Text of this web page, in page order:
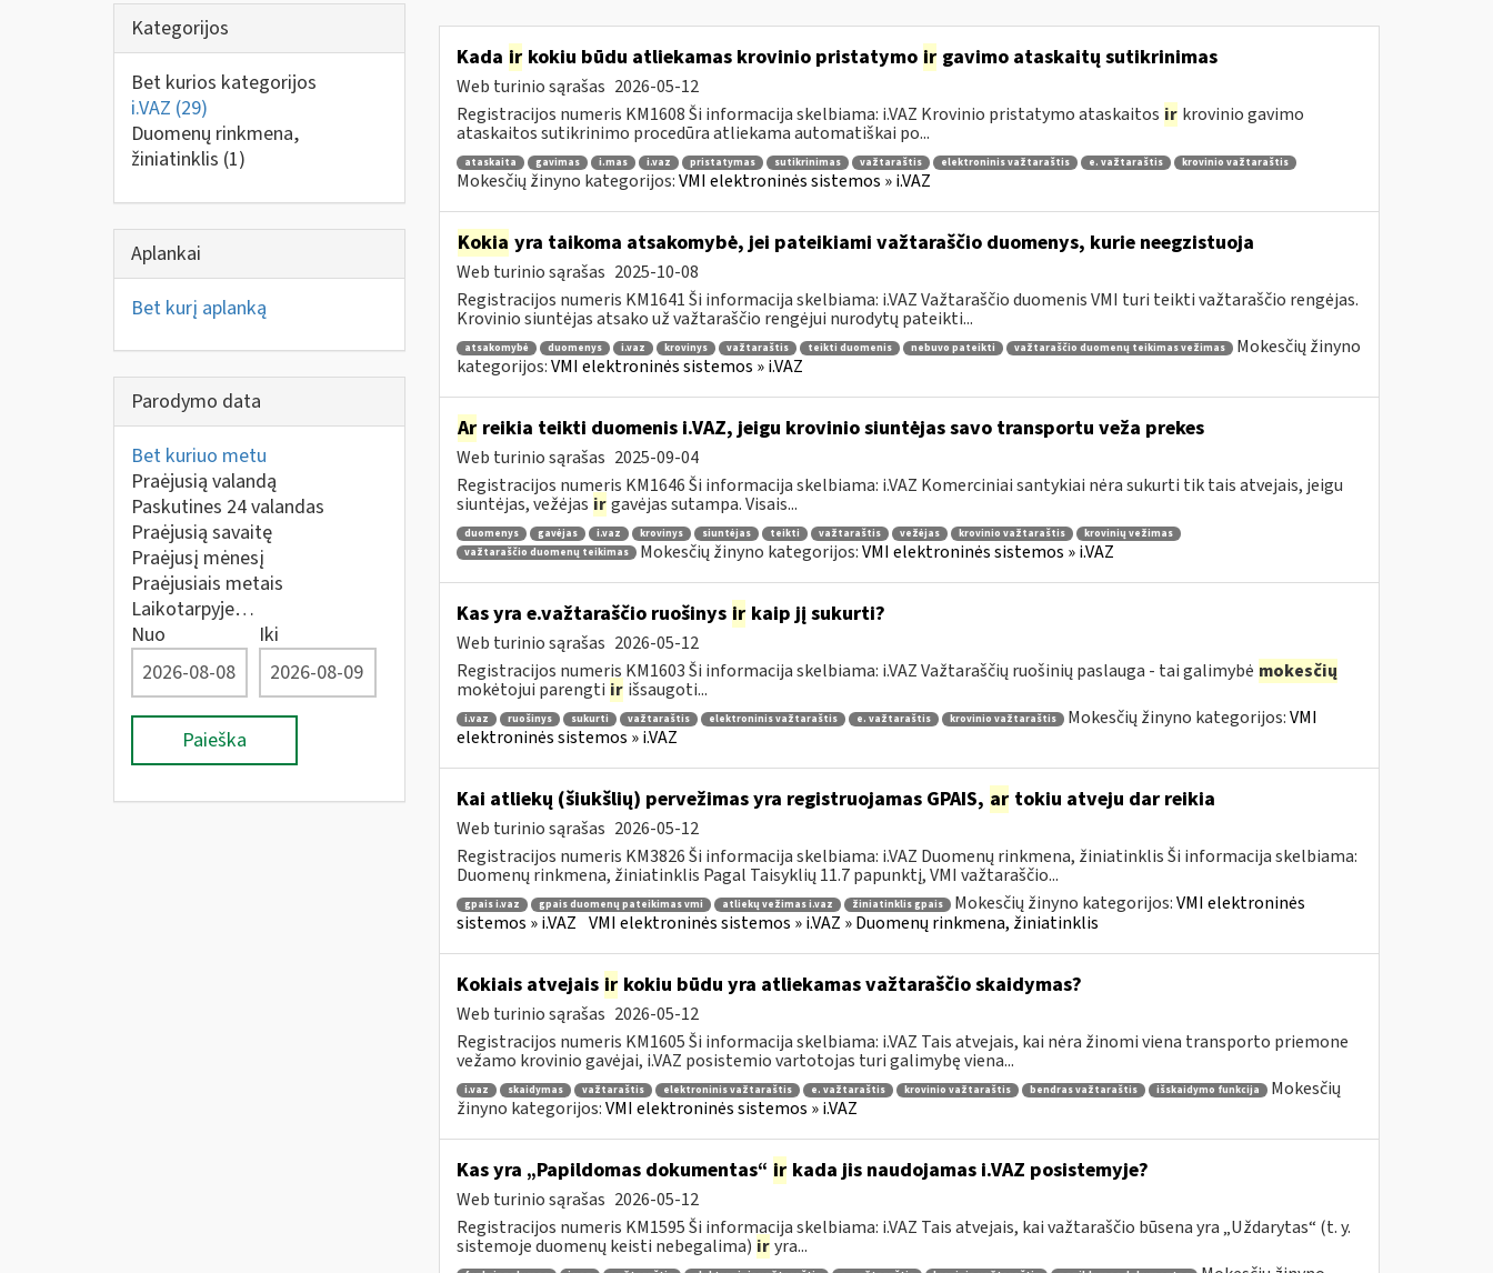
Kategorijos
Bet kurios kategorijos
i.VAZ (29)
Duomenų rinkmena,
žiniatinklis (1)
Aplankai
Bet kurį aplanką
Parodymo data
Bet kuriuo metu
Praėjusią valandą
Paskutines 24 valandas
Praėjusią savaitę
Praėjusį mėnesį
Praėjusiais metais
Laikotarpyje…
Nuo
Iki
Paieška
Kada irkokiu būdu atliekamas krovinio pristatymo irgavimo ataskaitų sutikrinimas
Web turinio sąrašas 2026-05-12
Registracijos numeris KM1608 Ši informacija skelbiama: i.VAZ Krovinio pristatymo ataskaitos ir krovinio gavimo
ataskaitos sutikrinimo procedūra atliekama automatiškai po...
ataskaita gavimas i.mas i.vaz pristatymas sutikrinimas važtaraštis elektroninis važtaraštis e. važtaraštis krovinio važtaraštis
Mokesčių žinyno kategorijos:VMI elektroninės sistemos » i.VAZ
Kokia yra taikoma atsakomybė, jei pateikiami važtaraščio duomenys, kurie neegzistuoja
Web turinio sąrašas 2025-10-08
Registracijos numeris KM1641 Ši informacija skelbiama: i.VAZ Važtaraščio duomenis VMI turi teikti važtaraščio rengėjas.
Krovinio siuntėjas atsako už važtaraščio rengėjui nurodytų pateikti...
atsakomybė duomenys i.vaz krovinys važtaraštis teikti duomenis nebuvo pateikti važtaraščio duomenų teikimas vežimas
Mokesčių žinyno
kategorijos:VMI elektroninės sistemos » i.VAZ
Arreikia teikti duomenis i.VAZ, jeigu krovinio siuntėjas savo transportu veža prekes
Web turinio sąrašas 2025-09-04
Registracijos numeris KM1646 Ši informacija skelbiama: i.VAZ Komerciniai santykiai nėra sukurti tik tais atvejais, jeigu
siuntėjas, vežėjas ir gavėjas sutampa. Visais...
duomenys gavėjas i.vaz krovinys siuntėjas teikti važtaraštis vežėjas krovinio važtaraštis
krovinių vežimas
važtaraščio duomenų teikimas
Mokesčių žinyno kategorijos:VMI elektroninės sistemos » i.VAZ
Kas yra e.važtaraščio ruošinys irkaip jį sukurti?
Web turinio sąrašas 2026-05-12
Registracijos numeris KM1603 Ši informacija skelbiama: i.VAZ Važtaraščių ruošinių paslauga - tai galimybė mokesčių
mokėtojui parengti ir išsaugoti...
i.vaz ruošinys sukurti važtaraštis elektroninis važtaraštis e. važtaraštis krovinio važtaraštis Mokesčių žinyno kategorijos:VMI
elektroninės sistemos » i.VAZ
Kai atliekų (šiukšlių) pervežimas yra registruojamas GPAIS, artokiu atveju dar reikia
Web turinio sąrašas 2026-05-12
Registracijos numeris KM3826 Ši informacija skelbiama: i.VAZ Duomenų rinkmena, žiniatinklis Ši informacija skelbiama:
Duomenų rinkmena, žiniatinklis Pagal Taisyklių 11.7 papunktį, VMI važtaraščio...
gpais i.vaz gpais duomenų pateikimas vmi atliekų vežimas i.vaz žiniatinklis gpais Mokesčių žinyno kategorijos:VMI elektroninės
sistemos » i.VAZ VMI elektroninės sistemos » i.VAZ » Duomenų rinkmena, žiniatinklis
Kokiais atvejais irkokiu būdu yra atliekamas važtaraščio skaidymas?
Web turinio sąrašas 2026-05-12
Registracijos numeris KM1605 Ši informacija skelbiama: i.VAZ Tais atvejais, kai nėra žinomi viena transporto priemone
vežamo krovinio gavėjai, i.VAZ posistemio vartotojas turi galimybę viena...
i.vaz skaidymas važtaraštis elektroninis važtaraštis e. važtaraštis krovinio važtaraštis bendras važtaraštis išskaidymo funkcija
Mokesčių
žinyno kategorijos:VMI elektroninės sistemos » i.VAZ
Kas yra „Papildomas dokumentas“ irkada jis naudojamas i.VAZ posistemyje?
Web turinio sąrašas 2026-05-12
Registracijos numeris KM1595 Ši informacija skelbiama: i.VAZ Tais atvejais, kai važtaraščio būsena yra „Uždarytas“ (t. y.
sistemoje duomenų keisti nebegalima) ir yra...